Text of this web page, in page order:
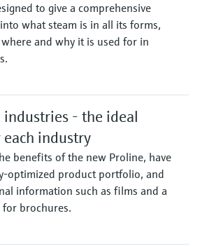
to give a comprehensive
what steam is in all its forms,
and why it is used for in
- the ideal
industry
benefits of the new Proline, have
optimized product portfolio, and
information such as films and a
brochures.